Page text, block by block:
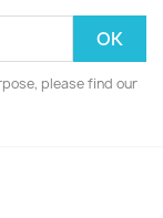
please find our